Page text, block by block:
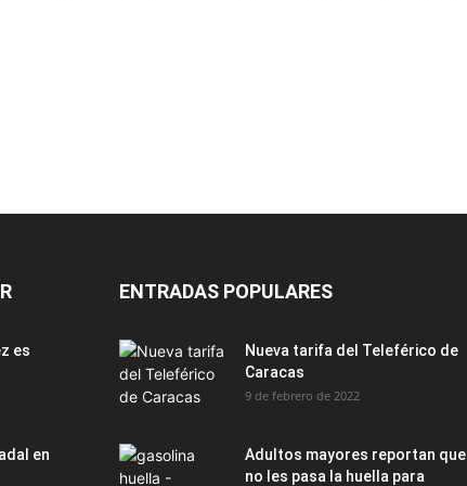
es
en
ENTRADAS POPULARES
Nueva tarifa del Teleférico de
Caracas
9 de febrero de 2022
Adultos mayores reportan que
no les pasa la huella para